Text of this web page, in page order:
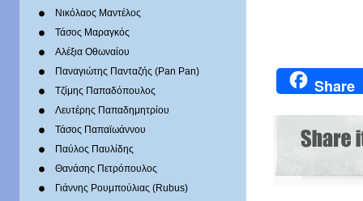
Νικόλαος Μαντέλος
Τάσος Μαραγκός
Αλέξια Οθωναίου
Παναγιώτης Πανταζής (Pan Pan)
Τζίμης Παπαδόπουλος
Λευτέρης Παπαδημητρίου
Τάσος Παπαϊωάννου
Παύλος Παυλίδης
Θανάσης Πετρόπουλος
Γιάννης Ρουμπούλιας (Rubus)
Share